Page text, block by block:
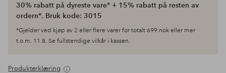
30% rabatt på dyreste vare* + 15% rabatt på resten av
ordern*. Bruk kode: 3015
*Gjelder ved kjøp av 2 eller flere varer for totalt 699 nok eller mer
t.o.m. 11.8. Se fullstendige vilkår i kassen.
Produkterklæring